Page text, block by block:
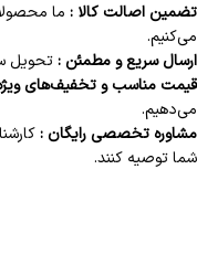
تضمین اصالت کالا : ما
می‌کنیم.
ارسال سریع و مطمئن :تحویل
قیمت مناسب و تخفیف‌های
می‌دهیم.
مشاوره تخصصی رایگان :
شما توصیه کنند.